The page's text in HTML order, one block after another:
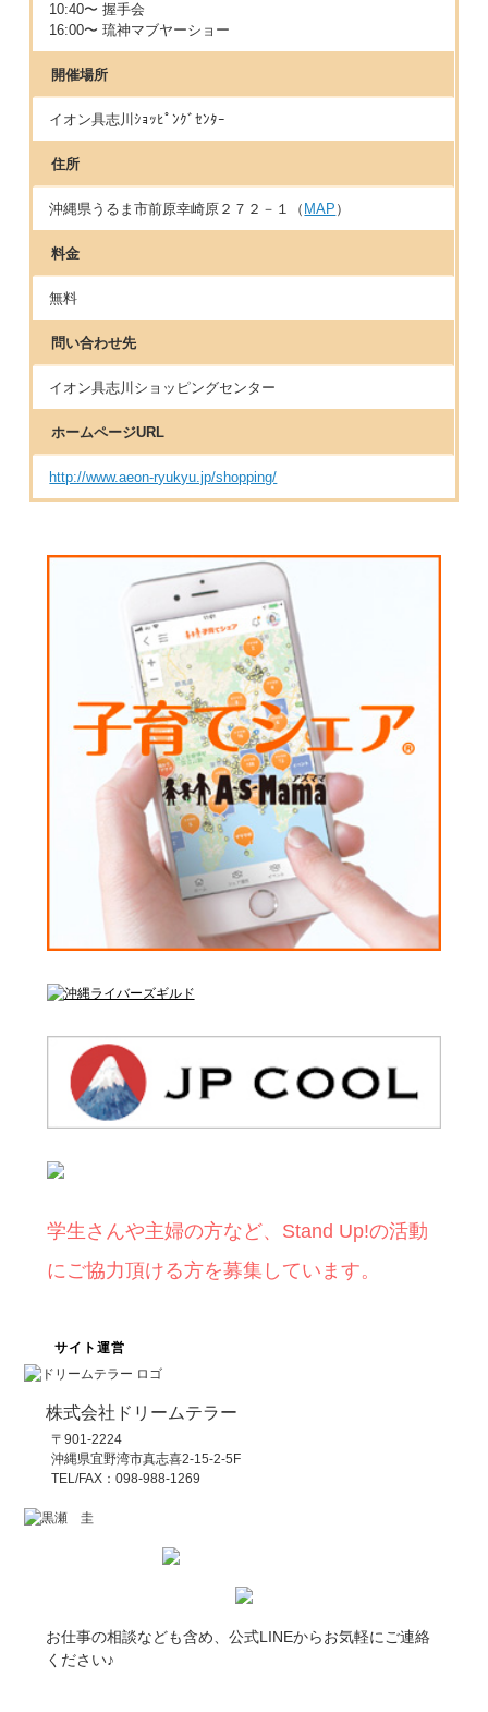
10:40〜 握手会
16:00〜 琉神マブヤーショー
開催場所
イオン具志川ｼｮｯﾋﾟﾝｸﾞｾﾝﾀｰ
住所
沖縄県うるま市前原幸崎原２７２－１（ MAP ）
料金
無料
問い合わせ先
イオン具志川ショッピングセンター
ホームページURL
http://www.aeon-ryukyu.jp/shopping/
学生さんや主婦の方など、Stand Up!の活動
にご協力頂ける方を募集しています。
サイト運営
株式会社ドリームテラー
〒901-2224
沖縄県宜野湾市真志喜2-15-2-5F
TEL/FAX：098-988-1269
お仕事の相談なども含め、公式LINEからお気軽にご連絡
ください♪